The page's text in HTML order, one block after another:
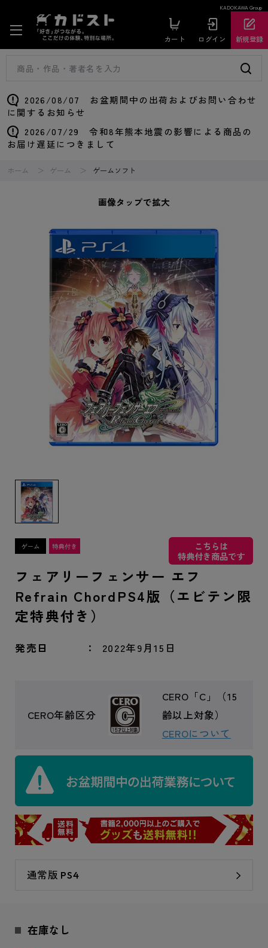
KADOKAWA Group
カート ログイン 新規登録
2026/08/07 お盆期間中の出荷およびお問い合わせ
に関するお知らせ
2026/07/29 令和8年熊本地震の影響による商品の
お届け遅延につきまして
ホーム ゲーム ゲームソフト
画像タップで拡大
こちらは
特典付き商品です
フェアリーフェンサー エフ
Refrain ChordPS4版（エビテン限
定特典付き）
発売日 2022年9月15日
CERO年齢区分
CERO「C」（15
齢以上対象）
CEROについて
通常版 PS4
在庫なし